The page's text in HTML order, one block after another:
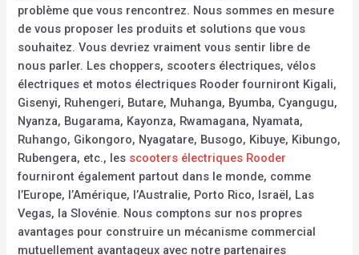
problème que vous rencontrez. Nous sommes en mesure
de vous proposer les produits et solutions que vous
souhaitez. Vous devriez vraiment vous sentir libre de
nous parler. Les choppers, scooters électriques, vélos
électriques et motos électriques Rooder fourniront Kigali,
Gisenyi, Ruhengeri, Butare, Muhanga, Byumba, Cyangugu,
Nyanza, Bugarama, Kayonza, Rwamagana, Nyamata,
Ruhango, Gikongoro, Nyagatare, Busogo, Kibuye, Kibungo,
Rubengera, etc., les scooters électriques Rooder
fourniront également partout dans le monde, comme
l’Europe, l’Amérique, l’Australie, Porto Rico, Israël, Las
Vegas, la Slovénie. Nous comptons sur nos propres
avantages pour construire un mécanisme commercial
mutuellement avantageux avec notre partenaires